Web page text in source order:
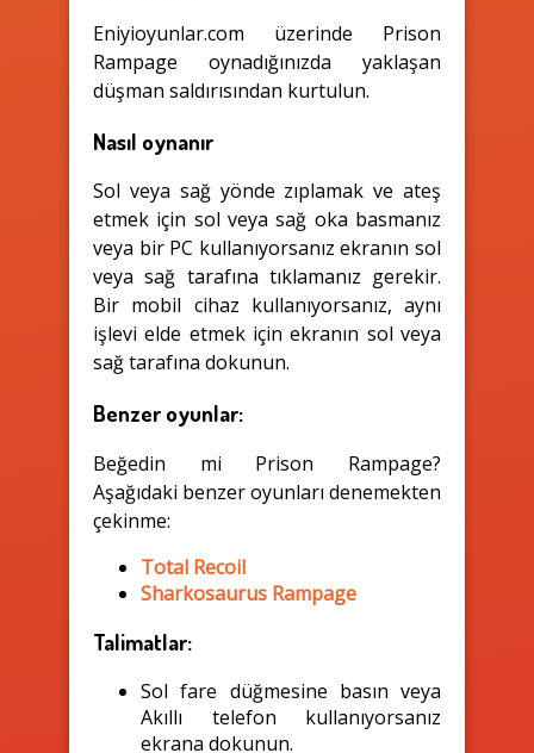
Eniyioyunlar.com üzerinde Prison
Rampage oynadığınızda yaklaşan
düşman saldırısından kurtulun.
Nasıl oynanır
Sol veya sağ yönde zıplamak ve ateş
etmek için sol veya sağ oka basmanız
veya bir PC kullanıyorsanız ekranın sol
veya sağ tarafına tıklamanız gerekir.
Bir mobil cihaz kullanıyorsanız, aynı
işlevi elde etmek için ekranın sol veya
sağ tarafına dokunun.
Benzer oyunlar:
Beğedin mi Prison Rampage?
Aşağıdaki benzer oyunları denemekten
çekinme:
Total Recoil
Sharkosaurus Rampage
Talimatlar:
Sol fare düğmesine basın veya
Akıllı telefon kullanıyorsanız
ekrana dokunun.